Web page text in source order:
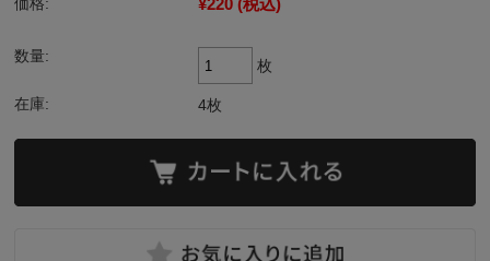
価格: ¥220 (税込)
数量:
枚
在庫: 4枚